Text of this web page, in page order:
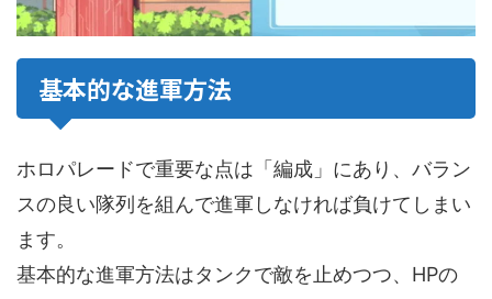
基本的な進軍方法
ホロパレードで重要な点は「編成」にあり、バラン
スの良い隊列を組んで進軍しなければ負けてしまい
ます。
基本的な進軍方法はタンクで敵を止めつつ、HPの